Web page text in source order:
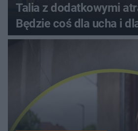
Talia z dodatkowymi
Będzie coś dla ucha i
podniebienia